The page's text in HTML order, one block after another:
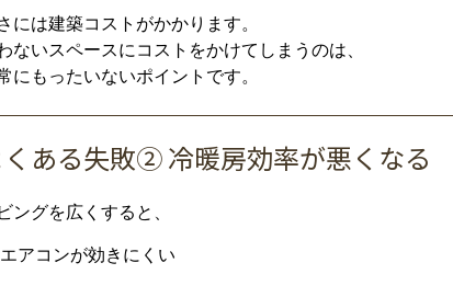
には建築コスト がかかり ます。
ないスペースに コスト をかけて しまう のは、
に もったいないポイント です。
ある失敗②冷暖房効率が悪く なる
ングを広 く すると、
エアコンが効き にくい